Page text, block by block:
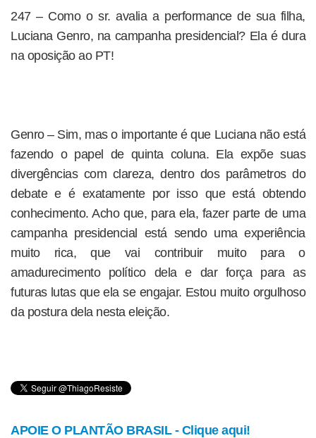
247 – Como o sr. avalia a performance de sua filha,
Luciana Genro, na campanha presidencial? Ela é dura
na oposição ao PT!
Genro – Sim, mas o importante é que Luciana não está
fazendo o papel de quinta coluna. Ela expõe suas
divergências com clareza, dentro dos parâmetros do
debate e é exatamente por isso que está obtendo
conhecimento. Acho que, para ela, fazer parte de uma
campanha presidencial está sendo uma experiência
muito rica, que vai contribuir muito para o
amadurecimento político dela e dar força para as
futuras lutas que ela se engajar. Estou muito orgulhoso
da postura dela nesta eleição.
APOIE O PLANTÃO BRASIL - Clique aqui!